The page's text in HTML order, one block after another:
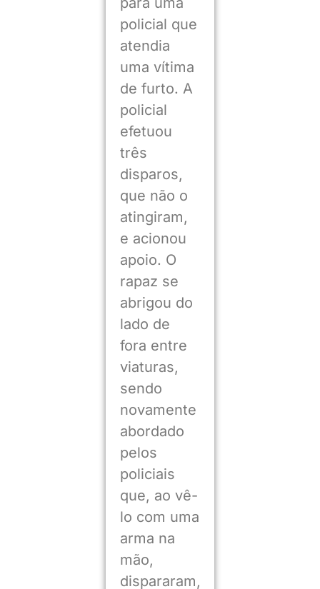
policial que
atendia
uma vítima
de furto. A
policial
efetuou
três
disparos,
que não o
atingiram,
e acionou
apoio. O
rapaz se
abrigou do
lado de
fora entre
viaturas,
sendo
novamente
abordado
pelos
policiais
que, ao vê-
lo com uma
arma na
mão,
dispararam,